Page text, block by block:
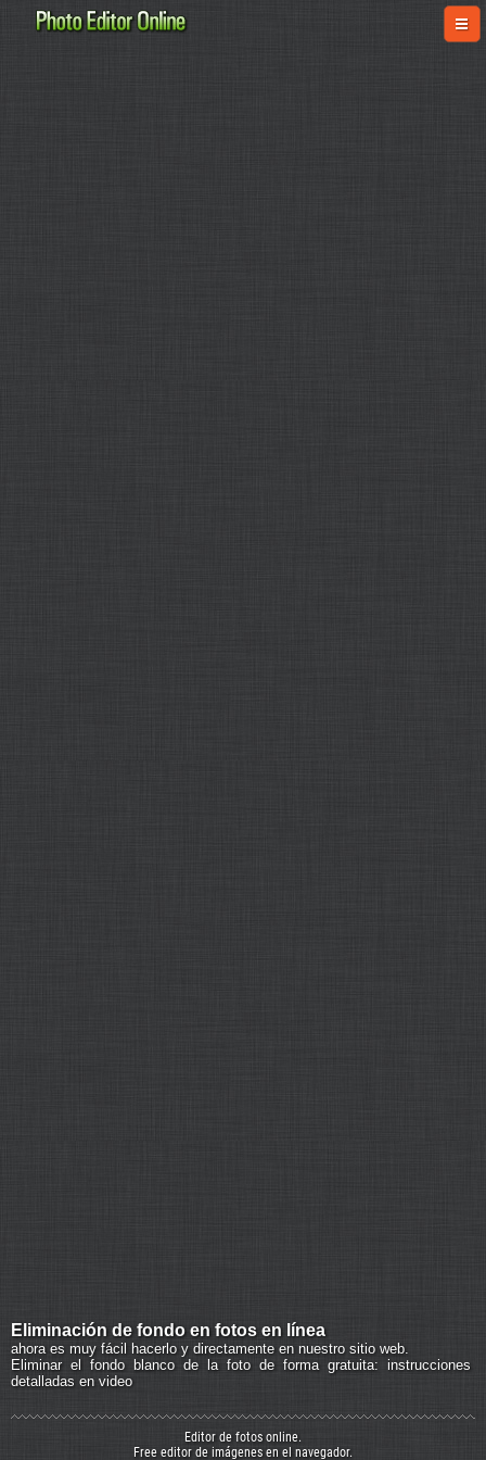
Eliminación de fondo en fotos en línea
ahora es muy fácil hacerlo y directamente en nuestro sitio web.
Eliminar el fondo blanco de la foto de forma gratuita: instrucciones
detalladas en video
Editor de fotos online.
Free editor de imágenes en el navegador.